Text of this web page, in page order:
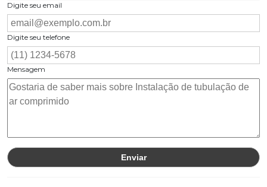
Digite seu email
Digite seu telefone
Mensagem